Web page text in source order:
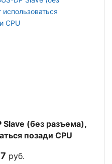
Slave (без разъема),
позади CPU
руб.